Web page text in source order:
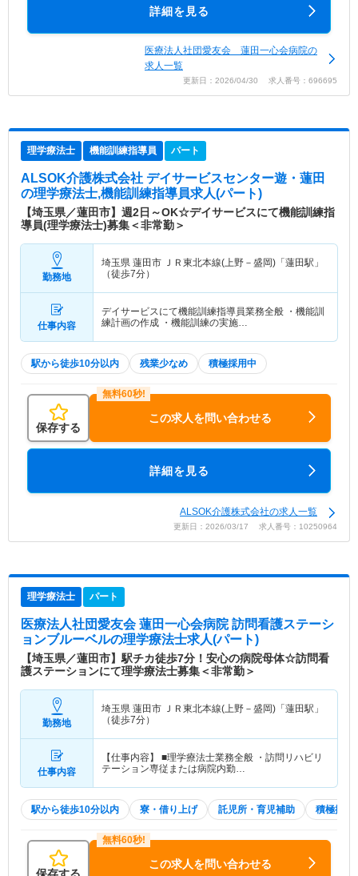
詳細を見る
医療法人社団愛友会 蓮田一心会病院の
求人一覧
更新日：2026/04/30 求人番号：696695
理学療法士 機能訓練指導員 パート
ALSOK介護株式会社 デイサービスセンター遊・蓮田
の理学療法士,機能訓練指導員求人(パート)
【埼玉県／蓮田市】週2日～OK☆デイサービスにて機能訓練指
導員(理学療法士)募集＜非常勤＞
勤務地
埼玉県 蓮田市 ＪＲ東北本線(上野－盛岡)「蓮田駅」
（徒歩7分）
仕事内容
デイサービスにて機能訓練指導員業務全般 ・機能訓
練計画の作成 ・機能訓練の実施…
駅から徒歩10分以内 残業少なめ 積極採用中
保存する
この求人を問い合わせる
詳細を見る
ALSOK介護株式会社の求人一覧
更新日：2026/03/17 求人番号：10250964
理学療法士 パート
医療法人社団愛友会 蓮田一心会病院 訪問看護ステーシ
ョンブルーベルの理学療法士求人(パート)
【埼玉県／蓮田市】駅チカ徒歩7分！安心の病院母体☆訪問看
護ステーションにて理学療法士募集＜非常勤＞
勤務地
埼玉県 蓮田市 ＪＲ東北本線(上野－盛岡)「蓮田駅」
（徒歩7分）
仕事内容
【仕事内容】 ■理学療法士業務全般 ・訪問リハビリ
テーション専従または病院内勤…
駅から徒歩10分以内 寮・借り上げ 託児所・育児補助 積極採用
この求人を問い合わせる